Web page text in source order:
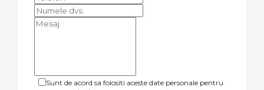
Sunt de acord sa folositi aceste date personale pentru